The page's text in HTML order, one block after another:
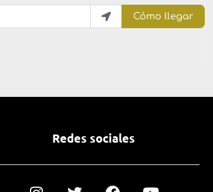
Cómo llegar
Redes sociales